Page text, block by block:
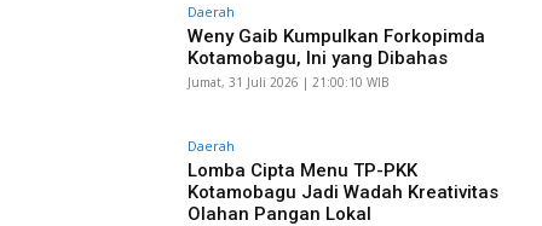
Daerah
Weny Gaib Kumpulkan Forkopimda
Kotamobagu, Ini yang Dibahas
Jumat, 31 Juli 2026 | 21:00:10 WIB
Daerah
Lomba Cipta Menu TP-PKK
Kotamobagu Jadi Wadah Kreativitas
Olahan Pangan Lokal